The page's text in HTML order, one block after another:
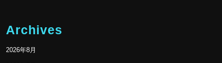
Archives
2026年8月